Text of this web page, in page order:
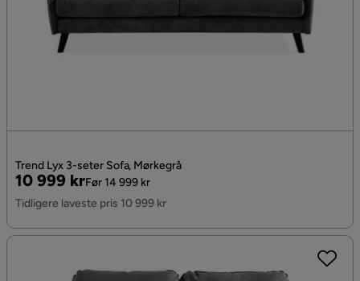
Trend Lyx 3-seter Sofa, Mørkegrå
Pris
10 999 kr
Original
Pris
Før 14 999 kr
Tidligere laveste pris 10 999 kr